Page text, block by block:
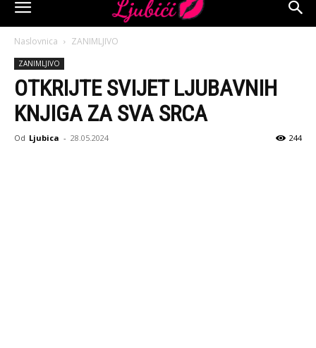
Naslovnica ZANIMLJIVO
ZANIMLJIVO
OTKRIJTE SVIJET LJUBAVNIH
KNJIGA ZA SVA SRCA
Od Ljubica - 28.05.2024 244